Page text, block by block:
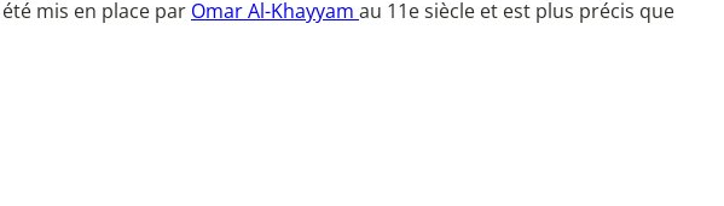
mis en place par Omar Al-Khayyam au 11e siècle et est plus précis que